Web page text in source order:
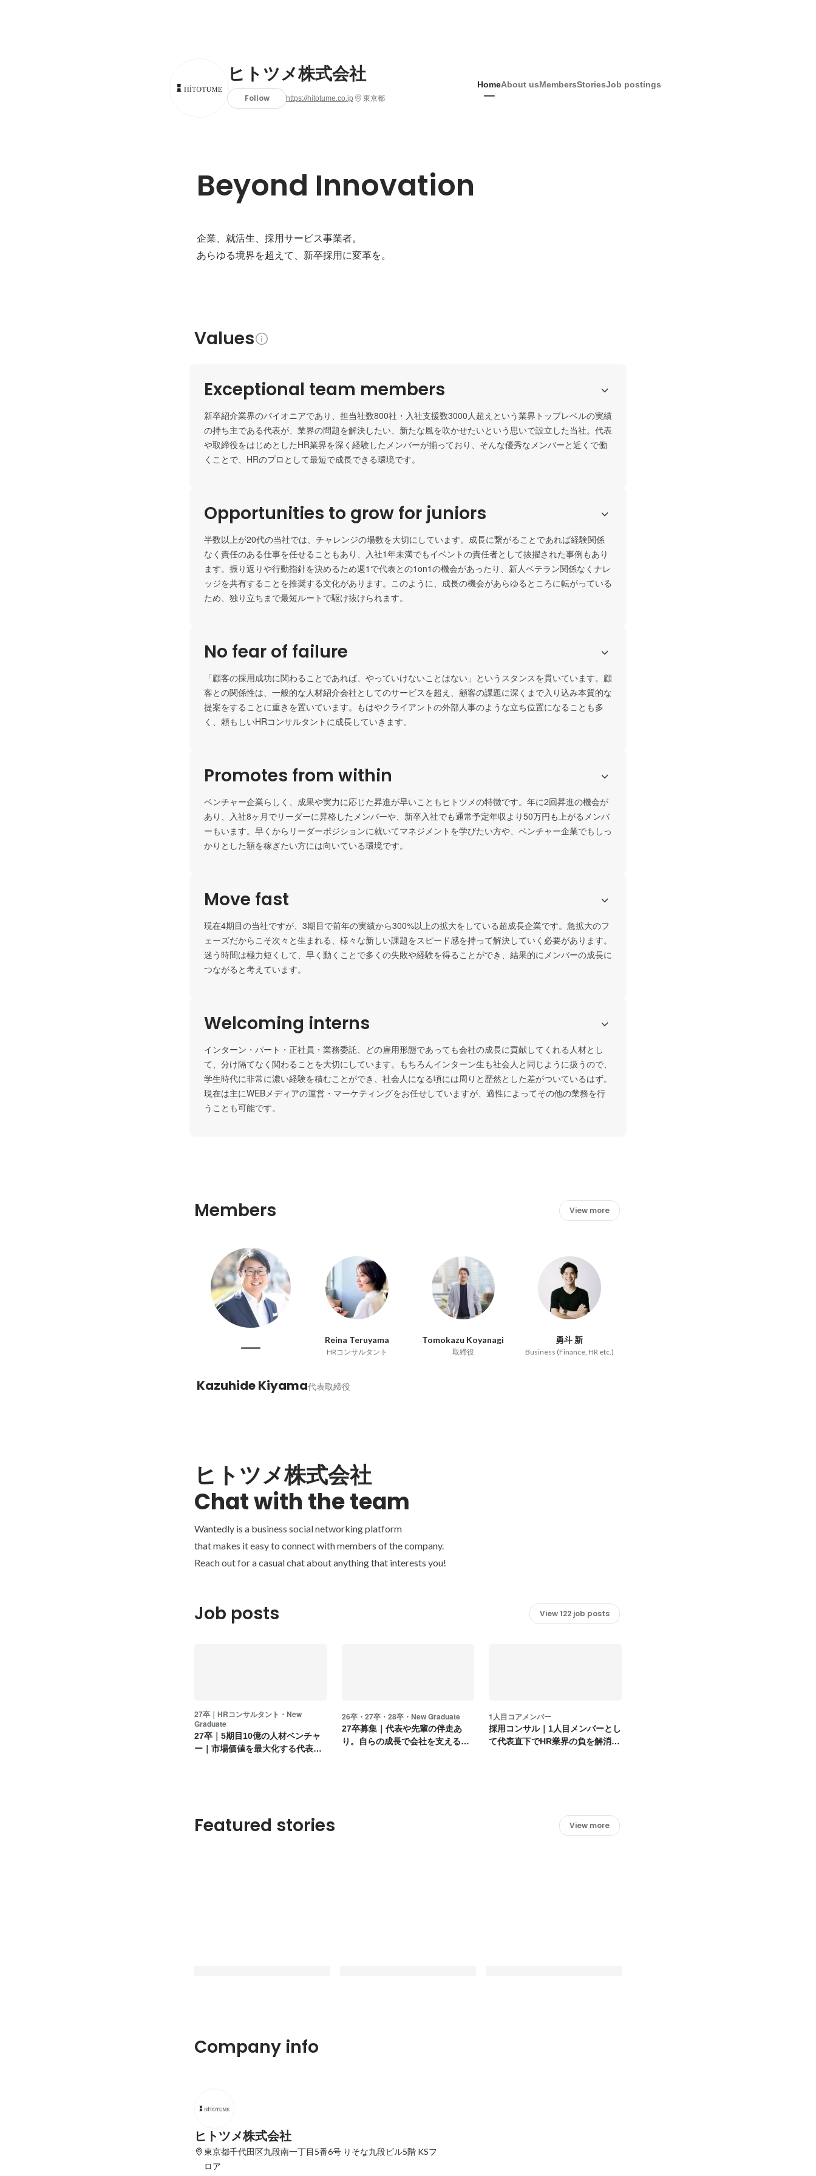
ヒトツメ株式会社
Follow https://hitotume.co.jp 東京都
HomeAbout usMembersStoriesJob postings
Beyond Innovation
企業、就活生、採用サービス事業者。
あらゆる境界を超えて、新卒採用に変革を。
Values
Exceptional team members
新卒紹介業界のパイオニアであり、担当社数800社・入社支援数3000人超えという業界トップレベルの実績
の持ち主である代表が、業界の問題を解決したい、新たな風を吹かせたいという思いで設立した当社。代表
や取締役をはじめとしたHR業界を深く経験したメンバーが揃っており、そんな優秀なメンバーと近くで働
くことで、HRのプロとして最短で成長できる環境です。
Opportunities to grow for juniors
半数以上が20代の当社では、チャレンジの場数を大切にしています。成長に繋がることであれば経験関係
なく責任のある仕事を任せることもあり、入社1年未満でもイベントの責任者として抜擢された事例もあり
ます。振り返りや行動指針を決めるため週1で代表との1on1の機会があったり、新人ベテラン関係なくナレ
ッジを共有することを推奨する文化があります。このように、成長の機会があらゆるところに転がっている
ため、独り立ちまで最短ルートで駆け抜けられます。
No fear of failure
「顧客の採用成功に関わることであれば、やっていけないことはない」というスタンスを貫いています。顧
客との関係性は、一般的な人材紹介会社としてのサービスを超え、顧客の課題に深くまで入り込み本質的な
提案をすることに重きを置いています。もはやクライアントの外部人事のような立ち位置になることも多
Promotes from within
ベンチャー企業らしく、成果や実力に応じた昇進が早いこともヒトツメの特徴です。年に2回昇進の機会が
あり、入社8ヶ月でリーダーに昇格したメンバーや、新卒入社でも通常予定年収より50万円も上がるメンバ
ーもいます。早くからリーダーポジションに就いてマネジメントを学びたい方や、ベンチャー企業でもしっ
かりとした額を稼ぎたい方には向いている環境です。
Move fast
現在4期目の当社ですが、3期目で前年の実績から300%以上の拡大をしている超成長企業です。急拡大のフ
ェーズだからこそ次々と生まれる、様々な新しい課題をスピード感を持って解決していく必要があります。
迷う時間は極力短くして、早く動くことで多くの失敗や経験を得ることができ、結果的にメンバーの成長に
つながると考えています。
Welcoming interns
インターン・パート・正社員・業務委託、どの雇用形態であっても会社の成長に貢献してくれる人材とし
て、分け隔てなく関わることを大切にしています。もちろんインターン生も社会人と同じように扱うので、
学生時代に非常に濃い経験を積むことができ、社会人になる頃には周りと歴然とした差がついているはず。
現在は主にWEBメディアの運営・マーケティングをお任せしていますが、適性によってその他の業務を行
Members View more
Reina Teruyama
HRコンサルタント
Tomokazu Koyanagi
取締役
勇斗 新
Business (Finance, HR etc.)
Kazuhide Kiyama代表取締役
ヒトツメ株式会社
Chat with the team
Wantedly is a business social networking platform
that makes it easy to connect with members of the company.
Reach out for a casual chat about anything that interests you!
Job posts View 122 job posts
27卒｜HRコンサルタント・New
Graduate
27卒｜5期目10億の人材ベンチャ
ー｜市場価値を最大化する代表直
26卒・27卒・28卒・New Graduate
27卒募集｜代表や先輩の伴走あ
り。自らの成長で会社を支える
1人目コアメンバー
採用コンサル｜1人目メンバーとし
て代表直下でHR業界の負を解消す
Featured stories View more
【代表インタビュー】「担当社数
800社、入社支援数3000人超え」日
Company info
ヒトツメ株式会社
東京都千代田区九段南一丁目5番6号 りそな九段ビル5階 KSフ
ロア